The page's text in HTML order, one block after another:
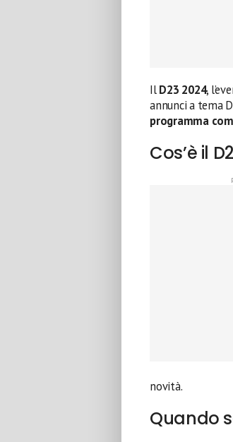
IlD23 2024,
annunci a tema
programma
Cos’è il
novità.
Quando